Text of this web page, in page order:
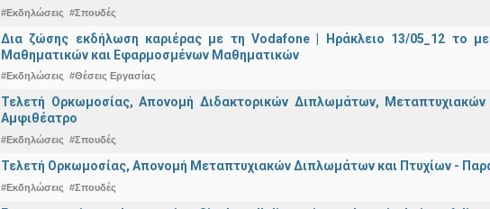
#Εκδηλώσεις #Σπουδές
Δια ζώσης εκδήλωση καριέρας με τη Vodafone | Ηράκλειο 13/05_12 το
Μαθηματικών και Εφαρμοσμένων Μαθηματικών
#Εκδηλώσεις #Θέσεις Εργασίας
Τελετή Ορκωμοσίας, Απονομή Διδακτορικών Διπλωμάτων,
Αμφιθέατρο
#Εκδηλώσεις #Σπουδές
Τελετή Ορκωμοσίας, Απονομή Μεταπτυχιακών Διπλωμάτων και Πτυχίων -
#Εκδηλώσεις #Σπουδές